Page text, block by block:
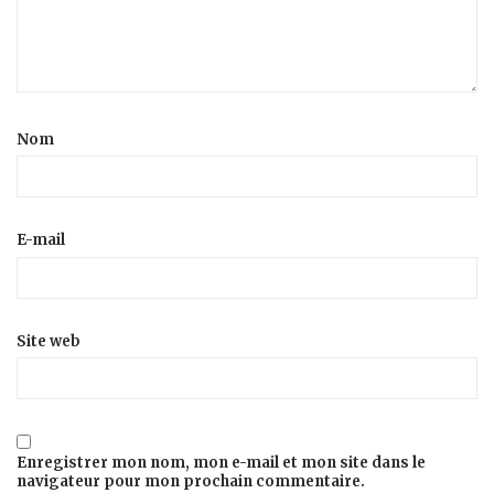
Nom
E-mail
Site web
Enregistrer mon nom, mon e-mail et mon site dans le
navigateur pour mon prochain commentaire.